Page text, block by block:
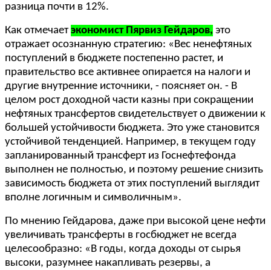
разница почти в 12%.
Как отмечаетэкономист Пярвиз Гейдаров, это
отражает осознанную стратегию: «Вес ненефтяных
поступлений в бюджете постепенно растет, и
правительство все активнее опирается на налоги и
другие внутренние источники, - поясняет он. - В
целом рост доходной части казны при сокращении
нефтяных трансфертов свидетельствует о движении к
большей устойчивости бюджета. Это уже становится
устойчивой тенденцией. Например, в текущем году
запланированный трансферт из Госнефтефонда
выполнен не полностью, и поэтому решение снизить
зависимость бюджета от этих поступлений выглядит
вполне логичным и символичным».
По мнению Гейдарова, даже при высокой цене нефти
увеличивать трансферты в госбюджет не всегда
целесообразно: «В годы, когда доходы от сырья
высоки, разумнее накапливать резервы, а